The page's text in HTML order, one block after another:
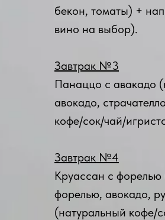
бекон, томаты) +
вино на выбор).
Завтрак №3
Панаццо с авакадо
авокадо,
кофе/сок/чай/
Завтрак №4
Круассан с
форелью, авокадо,
(натуральный кофе/